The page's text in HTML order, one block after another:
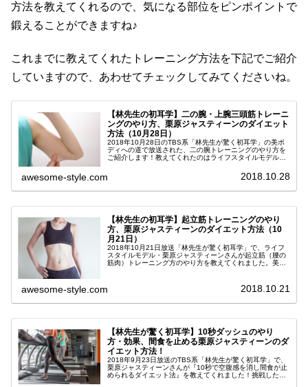
方法を教えてくれるので、気になる部位をピンポイントで
鍛えることができますね♪
これまでに教えてくれたトレーニング方法を下記でご紹介
していますので、あわせてチェックしてみてくださいね。
【林先生の初耳学】二の腕・上腕三頭筋トレーニ
ングのやり方、栗原ジャスティーンのダイエット
方法（10月28日）
2018年10月28日のTBS系「林先生が驚く初耳学」の美ボ
ディへの道で放送された、二の腕トレーニングのやり方を
ご紹介します！教えてくれたのはライフスタイルモデルの
awesome-style.com 2018.10.28
【林先生の初耳学】起立筋トレーニングのやり
方、栗原ジャスティーンのダイエット方法（10
月21日）
2018年10月21日放送「林先生が驚く初耳学」で、ライフ
スタイルモデル・栗原ジャスティーンさんが起立筋（腰の
筋肉）トレーニング方のやり方を教えてくれました。美ボ
awesome-style.com 2018.10.21
【林先生が驚く初耳学】10秒ダッシュのやり
方・効果、間食を止める栗原ジャスティーンのダ
イエット方法！
2018年9月23日放送のTBS系「林先生が驚く初耳学」で、
栗原ジャスティーンさんが『10秒で空腹感を消し間食が止
められるダイエット法』を教えてくれました！挑戦したの